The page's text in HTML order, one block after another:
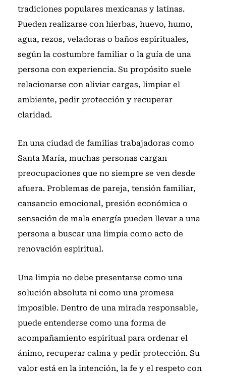
tradiciones populares mexicanas y latinas.
Pueden realizarse con hierbas, huevo, humo,
agua, rezos, veladoras o baños espirituales,
según la costumbre familiar o la guía de una
persona con experiencia. Su propósito suele
relacionarse con aliviar cargas, limpiar el
ambiente, pedir protección y recuperar
claridad.
En una ciudad de familias trabajadoras como
Santa María, muchas personas cargan
preocupaciones que no siempre se ven desde
afuera. Problemas de pareja, tensión familiar,
cansancio emocional, presión económica o
sensación de mala energía pueden llevar a una
persona a buscar una limpia como acto de
renovación espiritual.
Una limpia no debe presentarse como una
solución absoluta ni como una promesa
imposible. Dentro de una mirada responsable,
puede entenderse como una forma de
acompañamiento espiritual para ordenar el
ánimo, recuperar calma y pedir protección. Su
valor está en la intención, la fe y el respeto con